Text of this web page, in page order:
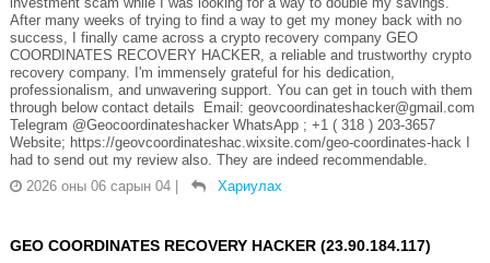
After many weeks of trying to find a way to get my money back with no
success, I finally came across a crypto recovery company GEO
COORDINATES RECOVERY HACKER, a reliable and trustworthy crypto
recovery company. I'm immensely grateful for his dedication,
professionalism, and unwavering support. You can get in touch with them
through below contact details Email: geovcoordinateshacker@gmail.com
Telegram @Geocoordinateshacker WhatsApp ; +1 ( 318 ) 203-3657
Website; https://geovcoordinateshac.wixsite.com/geo-coordinates-hack I
had to send out my review also. They are indeed recommendable.
2026 оны 06 сарын 04
Хариулах
GEO COORDINATES RECOVERY HACKER (23.90.184.117)